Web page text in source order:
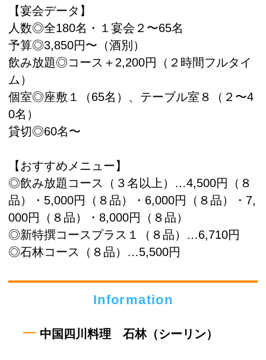
【宴会データ】
人数◎全180名・１宴会２〜65名
予算◎3,850円〜（酒別）
飲み放題◎コース＋2,200円（２時間フルタイ
ム）
個室◎座敷１（65名）、テーブル室８（２〜4
0名）
貸切◎60名〜
【おすすめメニュー】
◎飲み放題コース（３名以上）…4,500円（８
品）・5,000円（８品）・6,000円（８品）・7,
000円（８品）・8,000円（８品）
◎新特撰コースプラス１（８品）…6,710円
◎石林コース（８品）…5,500円
Information
中国四川料理 石林（シーリン）